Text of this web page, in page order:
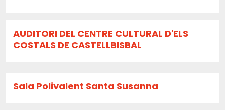
AUDITORI DEL CENTRE CULTURAL D'ELS
COSTALS DE CASTELLBISBAL
Sala Polivalent Santa Susanna